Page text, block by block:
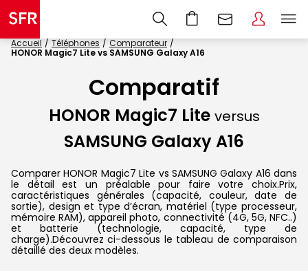
Accueil Téléphones
Comparateur
HONOR Magic7 Lite vs SAMSUNG Galaxy A16
Comparatif
HONOR Magic7 Lite versus
SAMSUNG Galaxy A16
Comparer HONOR Magic7 Lite vs SAMSUNG Galaxy A16 dans
le détail est un préalable pour faire votre choix.Prix,
caractéristiques générales (capacité, couleur, date de
sortie), design et type d’écran, matériel (type processeur,
mémoire RAM), appareil photo, connectivité (4G, 5G, NFC..)
et batterie (technologie, capacité, type de
charge).Découvrez ci-dessous le tableau de comparaison
détaillé des deux modèles.